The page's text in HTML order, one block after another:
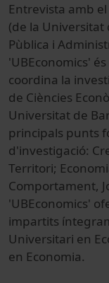
Entrevista amb el
(de la Universitat
Pùblica i
'UBEconomics'
coordina la
de Ciències
Universitat de
principals punts
d'investigació:
Territori;
Comportament,
'UBEconomics'
impartits
Universitari en
en Economia.